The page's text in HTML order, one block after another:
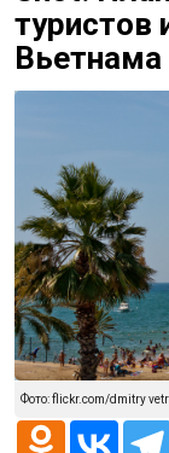
туристов
Вьетнама
Фото: flickr.com/dmitry